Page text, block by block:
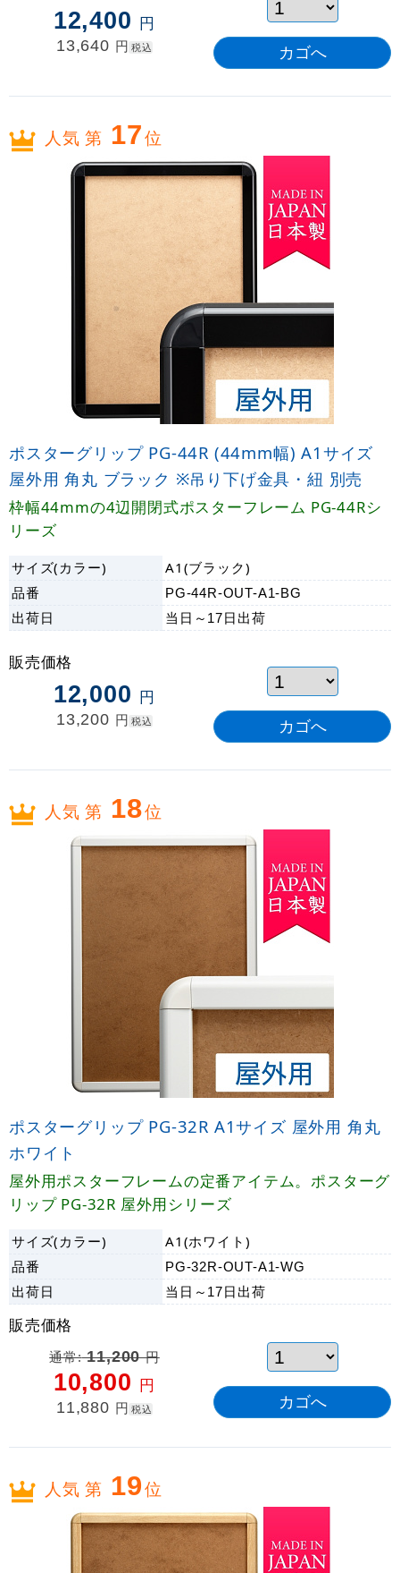
12,400 円
13,640 円 税込
人気 第 17位
ポスターグリップ PG-44R (44mm幅) A1サイズ
屋外用 角丸 ブラック ※吊り下げ金具・紐 別売
枠幅44mmの4辺開閉式ポスターフレーム PG-44Rシ
リーズ
サイズ(カラー)
A1(ブラック)
品番
PG-44R-OUT-A1-BG
出荷日 当日～17日 出荷
販売価格
12,000 円
13,200 円 税込
人気 第 18位
ポスターグリップ PG-32R A1サイズ 屋外用 角丸
ホワイト
屋外用ポスターフレームの定番アイテム。ポスターグ
リップ PG-32R 屋外用シリーズ
サイズ(カラー)
A1(ホワイト)
品番
PG-32R-OUT-A1-WG
出荷日 当日～17日 出荷
販売価格
通常:11,200円
10,800 円
11,880 円 税込
人気 第 19位